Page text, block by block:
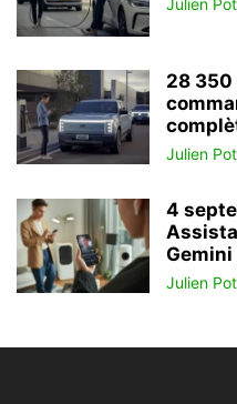
Julien
28
Julien
4
Gemini
Julien